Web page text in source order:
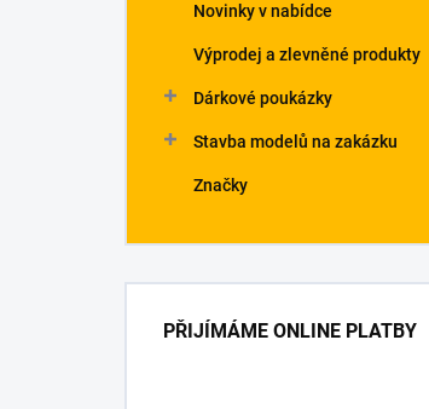
Novinky v nabídce
Výprodej a zlevněné produkty
Dárkové poukázky
Stavba modelů na zakázku
Značky
PŘIJÍMÁME ONLINE PLATBY